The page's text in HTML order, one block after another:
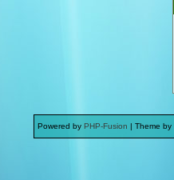
Powered by PHP-Fusion | Theme by